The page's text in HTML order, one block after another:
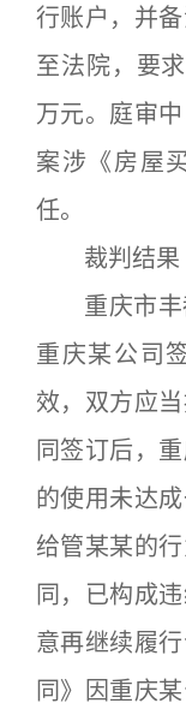
行账户，并
至法院，要
万元。庭审
案涉《房屋
任。
裁判结果
重庆市丰
重庆某公司
效，双方应
同签订后，
的使用未达
给管某某的
同，已构成
意再继续履
同》因重庆